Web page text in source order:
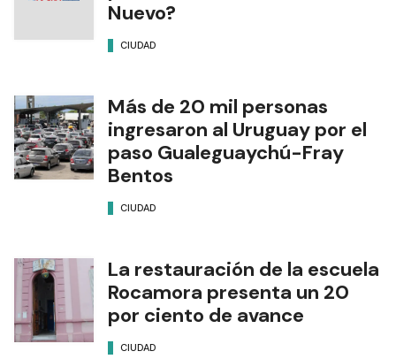
Nuevo?
CIUDAD
Más de 20 mil personas
ingresaron al Uruguay por el
paso Gualeguaychú-Fray
Bentos
CIUDAD
La restauración de la escuela
Rocamora presenta un 20
por ciento de avance
CIUDAD